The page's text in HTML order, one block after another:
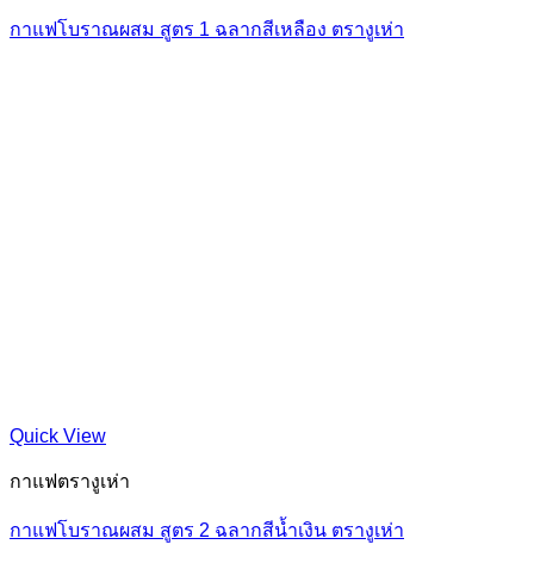
กาแฟโบราณผสม สูตร 1 ฉลากสีเหลือง ตรางูเห่า
Quick View
กาแฟตรางูเห่า
กาแฟโบราณผสม สูตร 2 ฉลากสีน้ำเงิน ตรางูเห่า